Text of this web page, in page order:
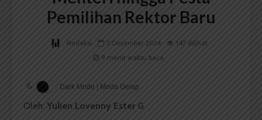
Pemilihan Rektor Baru
Redaksi 3 Desember 2014
147 dilihat
9 menit waktu baca
Dark Mode | Moda Gelap
Oleh: Yulien Lovenny Ester G